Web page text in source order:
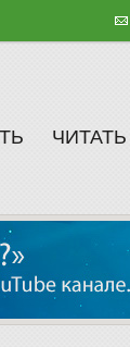
ЧИТАТЬ